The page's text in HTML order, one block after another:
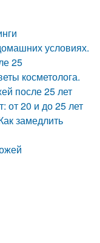
условиях.
25
косметолога.
после 25 лет
от 20 и до 25 лет
замедлить